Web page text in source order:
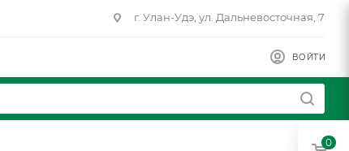
г. Улан-Удэ, ул. Дальневосточная, 7
ВОЙТИ
0